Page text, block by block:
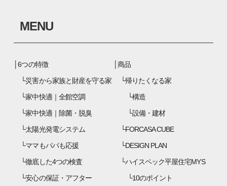
MENU
6つの特徴
災害から家族と財産を守る家
家中快適｜全館空調
家中快適｜除菌・脱臭
太陽光発電システム
ママもパパも応援
徹底した4つの検査
安心の保証・アフター
商品
帰りたくなる家
構造
設備・建材
FORCASA CUBE
DESIGN PLAN
ハイスペック平屋住宅MYS
10のポイント